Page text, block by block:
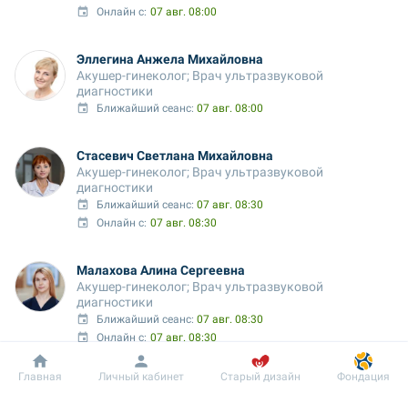
Онлайн с: 07 авг. 08:00
Эллегина Анжела Михайловна
Акушер-гинеколог; Врач ультразвуковой
диагностики
Ближайший сеанс: 07 авг. 08:00
Стасевич Светлана Михайловна
Акушер-гинеколог; Врач ультразвуковой
диагностики
Ближайший сеанс: 07 авг. 08:30
Онлайн с: 07 авг. 08:30
Малахова Алина Сергеевна
Акушер-гинеколог; Врач ультразвуковой
диагностики
Ближайший сеанс: 07 авг. 08:30
Онлайн с: 07 авг. 08:30
Фарион Инна Дмитриевна
Добробут Информация Пациенту
Главная Личный кабинет Старый дизайн Фондация